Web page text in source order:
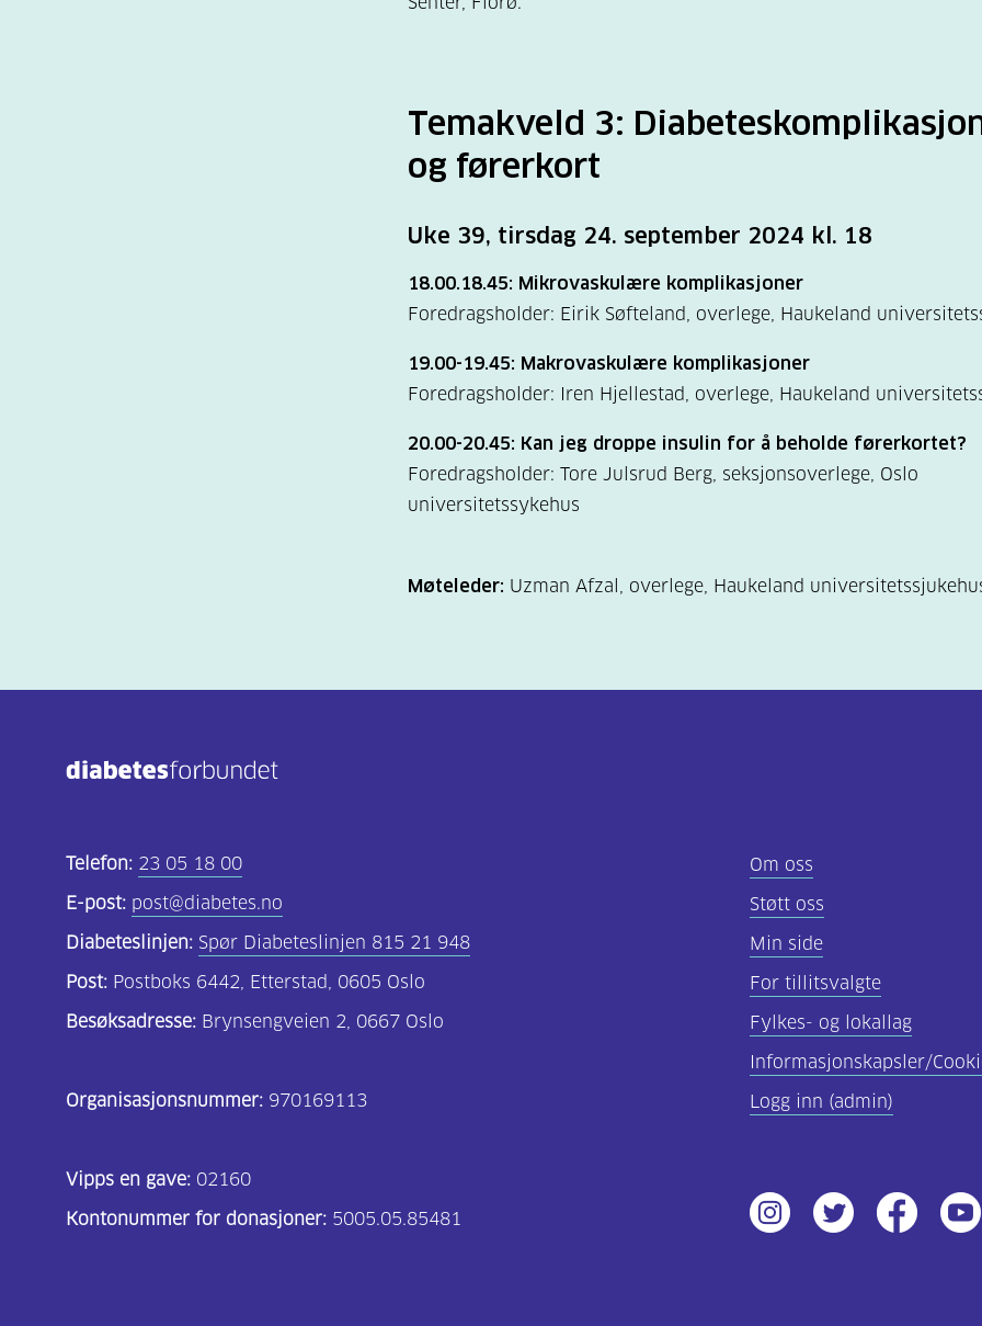
Temakveld 3:
og førerkort
Uke 39, tirsdag 24. september 2024 kl. 18
18.00.18.45: Mikrovaskulære komplikasjoner
Foredragsholder: Eirik Søfteland, overlege, Haukeland
19.00-19.45: Makrovaskulære komplikasjoner
Foredragsholder: Iren Hjellestad, overlege, Haukeland
20.00-20.45: Kan jeg droppe insulin for å beholde førerkortet?
Foredragsholder: Tore Julsrud Berg, seksjonsoverlege, Oslo
universitetssykehus
Møteleder: Uzman Afzal, overlege, Haukeland
Telefon: 23 05 18 00
E-post: post@diabetes.no
Diabeteslinjen: Spør Diabeteslinjen 815 21 948
Post: Postboks 6442, Etterstad, 0605 Oslo
Besøksadresse: Brynsengveien 2, 0667 Oslo
Organisasjonsnummer: 970169113
Vipps en gave: 02160
Kontonummer for donasjoner: 5005.05.85481
Om oss
Støtt oss
Min side
For tillitsvalgte
Fylkes- og lokallag
Informasjonskapsler/
Logg inn (admin)
InstagramTwitter Facebook